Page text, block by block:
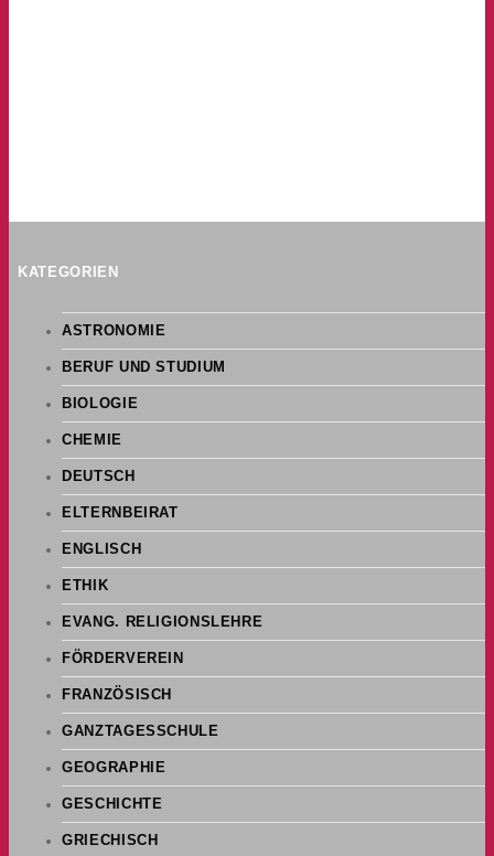
KATEGORIEN
ASTRONOMIE
BERUF UND STUDIUM
BIOLOGIE
CHEMIE
DEUTSCH
ELTERNBEIRAT
ENGLISCH
ETHIK
EVANG. RELIGIONSLEHRE
FÖRDERVEREIN
FRANZÖSISCH
GANZTAGESSCHULE
GEOGRAPHIE
GESCHICHTE
GRIECHISCH